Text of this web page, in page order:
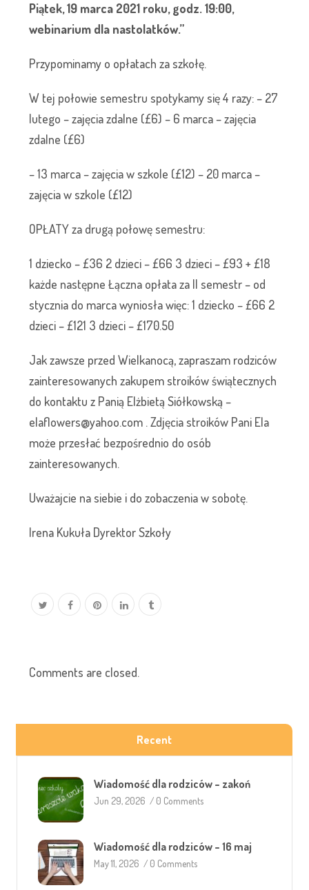
Piątek, 19 marca 2021 roku, godz. 19:00,
webinarium dla nastolatków.”
Przypominamy o opłatach za szkołę.
W tej połowie semestru spotykamy się 4 razy: – 27
lutego – zajęcia zdalne (£6) – 6 marca – zajęcia
zdalne (£6)
– 13 marca – zajęcia w szkole (£12) – 20 marca –
zajęcia w szkole (£12)
OPŁATY za drugą połowę semestru:
1 dziecko – £36 2 dzieci – £66 3 dzieci – £93 + £18
każde następne Łączna opłata za II semestr – od
stycznia do marca wyniosła więc: 1 dziecko – £66 2
dzieci – £121 3 dzieci – £170.50
Jak zawsze przed Wielkanocą, zapraszam rodziców
zainteresowanych zakupem stroików świątecznych
do kontaktu z Panią Elżbietą Siółkowską –
elaflowers@yahoo.com . Zdjęcia stroików Pani Ela
może przesłać bezpośrednio do osób
zainteresowanych.
Uważajcie na siebie i do zobaczenia w sobotę.
Irena Kukuła Dyrektor Szkoły
Comments are closed.
Recent
Wiadomość dla rodziców – zakoń
Jun 29, 2026 / 0 Comments
Wiadomość dla rodziców – 16 maj
May 11, 2026 / 0 Comments